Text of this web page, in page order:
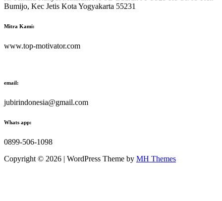
Bumijo, Kec Jetis Kota Yogyakarta 55231
Mitra Kami:
www.top-motivator.com
email:
jubirindonesia@gmail.com
Whats app:
0899-506-1098
Copyright © 2026 | WordPress Theme by MH Themes